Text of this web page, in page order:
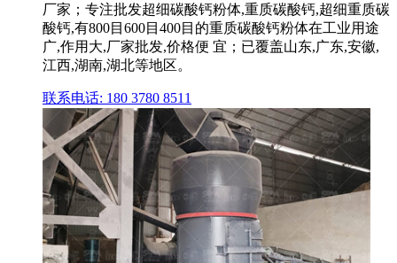
厂家；专注批发超细碳酸钙粉体,重质碳酸钙,超细重质碳
酸钙,有800目600目400目的重质碳酸钙粉体在工业用途
广,作用大,厂家批发,价格便 宜；已覆盖山东,广东,安徽,
江西,湖南,湖北等地区。
联系电话: 180 3780 8511